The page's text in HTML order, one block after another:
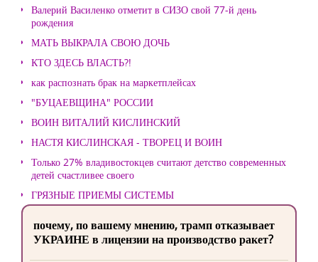
Валерий Василенко отметит в СИЗО свой 77-й день
рождения
МАТЬ ВЫКРАЛА СВОЮ ДОЧЬ
КТО ЗДЕСЬ ВЛАСТЬ?!
как распознать брак на маркетплейсах
"БУЦАЕВЩИНА" РОССИИ
ВОИН ВИТАЛИЙ КИСЛИНСКИЙ
НАСТЯ КИСЛИНСКАЯ - ТВОРЕЦ И ВОИН
Только 27% владивостокцев считают детство современных
детей счастливее своего
ГРЯЗНЫЕ ПРИЕМЫ СИСТЕМЫ
почему, по вашему мнению, трамп отказывает
УКРАИНЕ в лицензии на производство ракет?